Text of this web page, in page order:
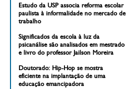
Estudo da USP associa reforma escolar
paulista à informalidade no mercado de
trabalho
Significados da escola à luz da
psicanálise são analisados em mestrado
e livro do professor Jailson Moreira
Doutorado: Hip-Hop se mostra
eficiente na implantação de uma
educação emancipadora